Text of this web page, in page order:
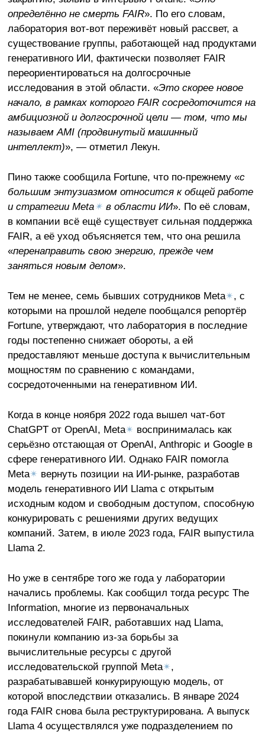
определённо не смерть FAIR». По его словам,
лаборатория вот-вот переживёт новый рассвет, а
существование группы, работающей над продуктами
генеративного ИИ, фактически позволяет FAIR
переориентироваться на долгосрочные
исследования в этой области. «Это скорее новое
начало, в рамках которого FAIR сосредоточится на
амбициозной и долгосрочной цели — том, что мы
называем AMI (продвинутый машинный
интеллект)», — отметил Лекун.
Пино также сообщила Fortune, что по-прежнему «с
большим энтузиазмом относится к общей работе
и стратегии Meta✴ в области ИИ». По её словам,
в компании всё ещё существует сильная поддержка
FAIR, а её уход объясняется тем, что она решила
«перенаправить свою энергию, прежде чем
заняться новым делом».
Тем не менее, семь бывших сотрудников Meta✴, с
которыми на прошлой неделе пообщался репортёр
Fortune, утверждают, что лаборатория в последние
годы постепенно снижает обороты, а ей
предоставляют меньше доступа к вычислительным
мощностям по сравнению с командами,
сосредоточенными на генеративном ИИ.
Когда в конце ноября 2022 года вышел чат-бот
ChatGPT от OpenAI, Meta✴ воспринималась как
серьёзно отстающая от OpenAI, Anthropic и Google в
сфере генеративного ИИ. Однако FAIR помогла
Meta✴ вернуть позиции на ИИ-рынке, разработав
модель генеративного ИИ Llama с открытым
исходным кодом и свободным доступом, способную
конкурировать с решениями других ведущих
компаний. Затем, в июле 2023 года, FAIR выпустила
Llama 2.
Но уже в сентябре того же года у лаборатории
начались проблемы. Как сообщил тогда ресурс The
Information, многие из первоначальных
исследователей FAIR, работавших над Llama,
покинули компанию из-за борьбы за
вычислительные ресурсы с другой
исследовательской группой Meta✴,
разрабатывавшей конкурирующую модель, от
которой впоследствии отказались. В январе 2024
года FAIR снова была реструктурирована. А выпуск
Llama 4 осуществлялся уже подразделением по